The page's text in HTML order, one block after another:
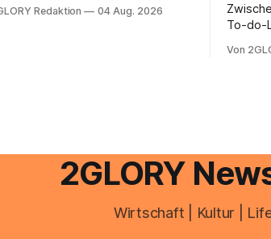
e mail adresse mit der Endung
Redaktion 04 Aug. 2026
To-do-
schnell
Von
2GLORY
Wirtschaft | Kultur |